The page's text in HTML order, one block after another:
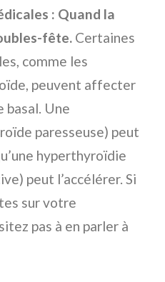
: Quand la
fête. Certaines
comme les
peuvent affecter
Une
paresseuse) peut
hyperthyroïdie
peut l’accélérer. Si
sur votre
pas à en parler à